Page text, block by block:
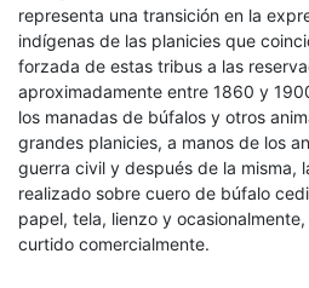
representa una transición en la
indígenas de las planicies que
forzada de estas tribus a las
aproximadamente entre 1860 y
los manadas de búfalos y otros
grandes planicies, a manos de los
guerra civil y después de la misma,
realizado sobre cuero de búfalo
papel, tela, lienzo y
curtido comercialmente.